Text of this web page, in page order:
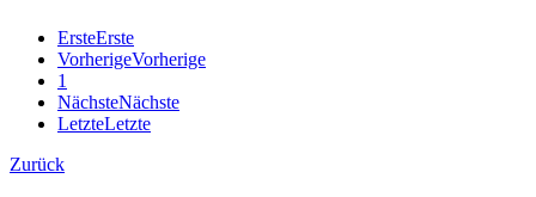
ErsteErste
VorherigeVorherige
1
NächsteNächste
LetzteLetzte
Zurück